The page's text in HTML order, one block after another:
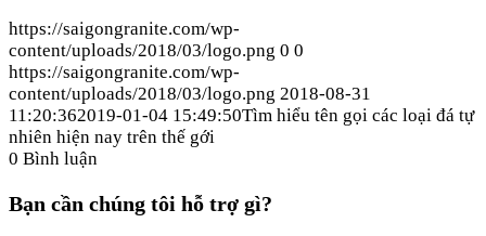
https://saigongranite.com/wp-
content/uploads/2018/03/logo.png 0 0
https://saigongranite.com/wp-
content/uploads/2018/03/logo.png 2018-08-31
11:20:362019-01-04 15:49:50Tìm hiểu tên gọi các loại đá tự
nhiên hiện nay trên thế gới
0 Bình luận
Bạn cần chúng tôi hỗ trợ gì?